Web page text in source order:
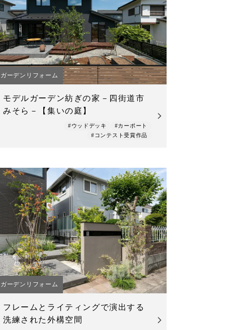
ガーデンリフォーム
モデルガーデン紡ぎの家－四街道市
みそら－【集いの庭】
#ウッドデッキ
#カーポート
#コンテスト受賞作品
ガーデンリフォーム
フレームとライティングで演出する
洗練された外構空間